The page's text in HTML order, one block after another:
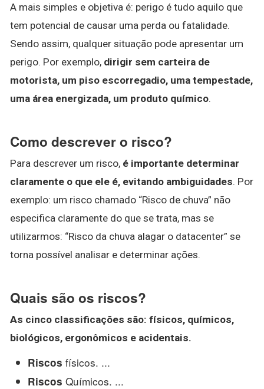
A mais simples e objetiva é: perigo é tudo aquilo que
tem potencial de causar uma perda ou fatalidade.
Sendo assim, qualquer situação pode apresentar um
perigo. Por exemplo, dirigir sem carteira de
motorista, um piso escorregadio, uma tempestade,
uma área energizada, um produto químico.
Como descrever o risco?
Para descrever um risco, é importante determinar
claramente o que ele é, evitando ambiguidades. Por
exemplo: um risco chamado “Risco de chuva” não
especifica claramente do que se trata, mas se
utilizarmos: “Risco da chuva alagar o datacenter” se
torna possível analisar e determinar ações.
Quais são os riscos?
As cinco classificações são: físicos, químicos,
biológicos, ergonômicos e acidentais.
Riscos físicos. ...
Riscos Químicos. ...